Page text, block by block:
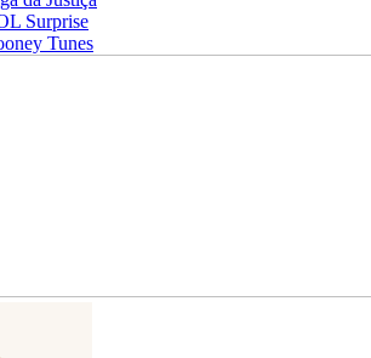
Surprise
Tunes